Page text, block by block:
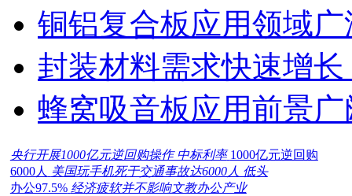
铜铝复合板应用领域
封装材料需求快速增
蜂窝吸音板应用前景
央行开展1000亿元逆回购操作 中标利率 1000亿元逆回购
6000人 美国玩手机死于交通事故达6000人 低头
办公97.5% 经济疲软并不影响文教办公产业